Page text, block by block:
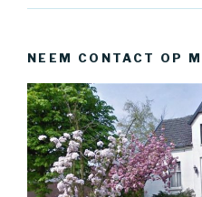
NEEM CONTACT OP